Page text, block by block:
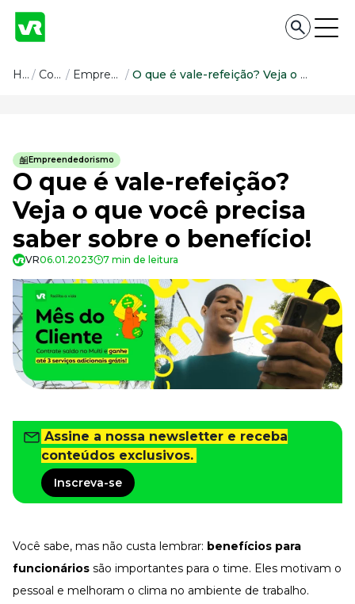
Conteúdo
Todas as categorias
Confira nossos conteúdos
Empreendedorismo
Impulsione o seu negócio
Legislação
Fique por dentro da lei
Aprimore a cultura organizacional
Educação Financeira
Saiba como gerenciar o seu dinheiro
Para o Trabalhador
Tudo para facilitar a rotina
Imprensa
Cursos
Cursos
Departamento Pessoal
Para simplificar os processos
Gestão de Empresas e Negócios
Home / Conteúdo / Empreendedorismo / O que é vale-refeição? Veja o que você precisa saber sobre o benefício!
Empreendedorismo
O que é vale-refeição?
Veja o que você precisa
saber sobre o benefício!
VR06.01.2023 7 min de leitura
Assine a nossa newsletter e receba
conteúdos exclusivos.
Inscreva-se
Você sabe, mas não custa lembrar: benefícios para
funcionários são importantes para o time. Eles motivam o
pessoal e melhoram o clima no ambiente de trabalho.